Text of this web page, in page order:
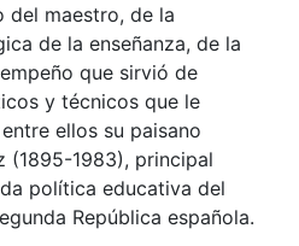
maestro, de la
de la enseñanza, de la
que sirvió de
y técnicos que le
ellos su paisano
(1895-1983), principal
política educativa del
República española.